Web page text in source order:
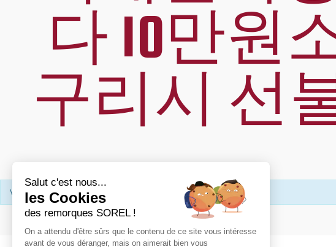
다 10만원
구리시 선
Votre recherche n’a donné aucun résultat.
Salut c'est nous...
les Cookies
des remorques SOREL !
On a attendu d'être sûrs que le contenu de ce site vous intéresse
avant de vous déranger, mais on aimerait bien vous